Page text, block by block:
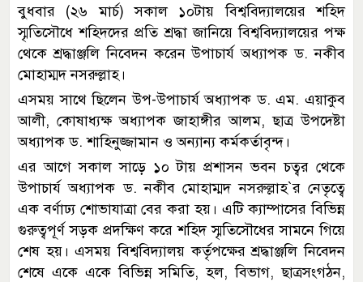
বুধবার (২৬ মার্চ) সকাল ১০টায় বিশ্ববিদ্যালয়ের শহিদ
স্মৃতিসৌধে শহিদদের প্রতি শ্রদ্ধা জানিয়ে বিশ্ববিদ্যালয়ের পক্ষ
থেকে শ্রদ্ধাঞ্জলি নিবেদন করেন উপাচার্য অধ্যাপক ড. নকীব
মোহাম্মদ নসরুল্লাহ।
এসময় সাথে ছিলেন উপ-উপাচার্য অধ্যাপক ড. এম. এয়াকুব
আলী, কোষাধ্যক্ষ অধ্যাপক জাহাঙ্গীর আলম, ছাত্র উপদেষ্টা
অধ্যাপক ড. শাহিনুজ্জামান ও অন্যান্য কর্মকর্তাবৃন্দ।
এর আগে সকাল সাড়ে ১০ টায় প্রশাসন ভবন চত্বর থেকে
উপাচার্য অধ্যাপক ড. নকীব মোহাম্মদ নসরুল্লাহ‍‍`র নেতৃত্বে
এক বর্ণাঢ্য শোভাযাত্রা বের করা হয়। এটি ক্যাম্পাসের বিভিন্ন
গুরুত্বপূর্ণ সড়ক প্রদক্ষিণ করে শহিদ স্মৃতিসৌধের সামনে গিয়ে
শেষ হয়। এসময় বিশ্ববিদ্যালয় কর্তৃপক্ষের শ্রদ্ধাঞ্জলি নিবেদন
শেষে একে একে বিভিন্ন সমিতি, হল, বিভাগ, ছাত্রসংগঠন,